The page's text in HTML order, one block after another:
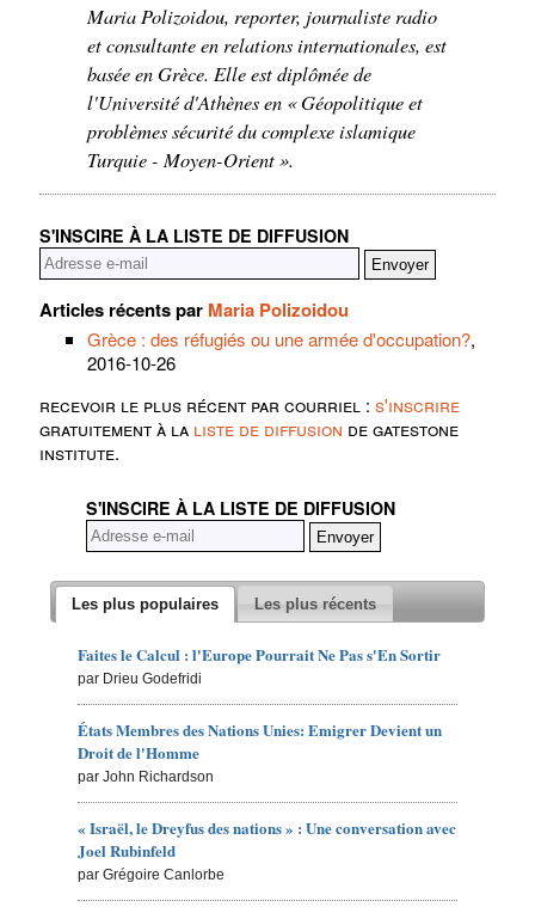
Maria Polizoidou, reporter, journaliste radio
et consultante en relations internationales, est
basée en Grèce. Elle est diplômée de
l'Université d'Athènes en « Géopolitique et
problèmes sécurité du complexe islamique
Turquie - Moyen-Orient ».
S'INSCIRE À LA LISTE DE DIFFUSION
Articles récents par Maria Polizoidou
Grèce : des réfugiés ou une armée d'occupation?,
2016-10-26
recevoir le plus récent par courriel : s'inscrire
gratuitement à la liste de diffusion de gatestone
institute.
S'INSCIRE À LA LISTE DE DIFFUSION
Les plus populaires Les plus récents
Faites le Calcul : l'Europe Pourrait Ne Pas s'En Sortir
par Drieu Godefridi
États Membres des Nations Unies: Emigrer Devient un
Droit de l'Homme
par John Richardson
« Israël, le Dreyfus des nations » : Une conversation avec
Joel Rubinfeld
par Grégoire Canlorbe